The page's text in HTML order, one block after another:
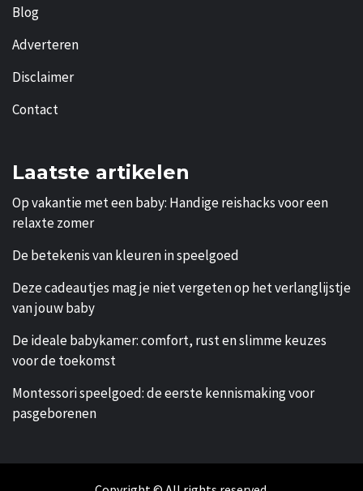
Blog
Adverteren
Disclaimer
Contact
Laatste artikelen
Op vakantie met een baby: Handige reishacks voor een
relaxte zomer
De betekenis van kleuren in speelgoed
Deze cadeautjes mag je niet vergeten op het verlanglijstje
van jouw baby
De ideale babykamer: comfort, rust en slimme keuzes
voor de toekomst
Montessori speelgoed: de eerste kennismaking voor
pasgeborenen